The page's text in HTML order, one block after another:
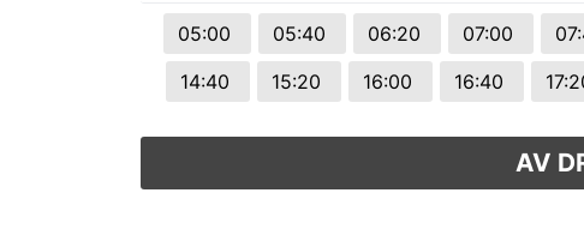
05:00 05:40 06:20 07:00
14:40
15:20 16:00 16:40
AV